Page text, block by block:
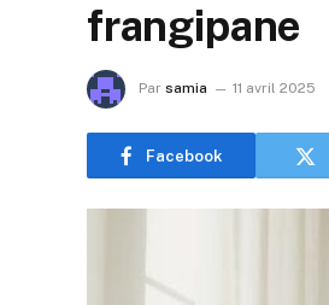
frangipane
Par samia 11 avril 2025
Facebook